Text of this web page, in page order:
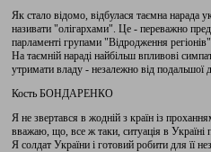
Як стало відомо, відбулася таємна нарада
називати "олігархами". Це - переважно
парламенті групами "Відродження
На таємній нараді найбільш впливові
утримати владу - незалежно від подальшої
Кость БОНДАРЕНКО
Я не звертався в жодній з країн із
вважаю, що, все ж таки, ситуація в Україні
Я солдат України і готовий робити для її